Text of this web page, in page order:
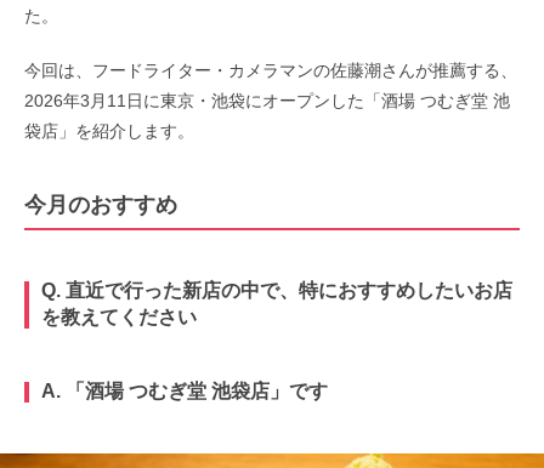
た。
今回は、フードライター・カメラマンの佐藤潮さんが推薦する、
2026年3月11日に東京・池袋にオープンした「酒場 つむぎ堂 池
袋店」を紹介します。
今月のおすすめ
Q. 直近で行った新店の中で、特におすすめしたいお店
を教えてください
A. 「酒場 つむぎ堂 池袋店」です